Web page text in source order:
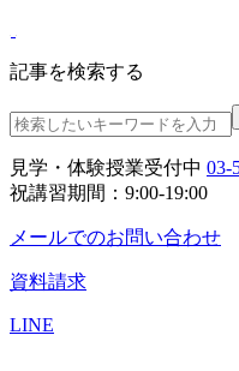
記事を検索する
見学・体験授業受付中 03-
祝講習期間：9:00-19:00
メールでのお問い合わせ
資料請求
LINE